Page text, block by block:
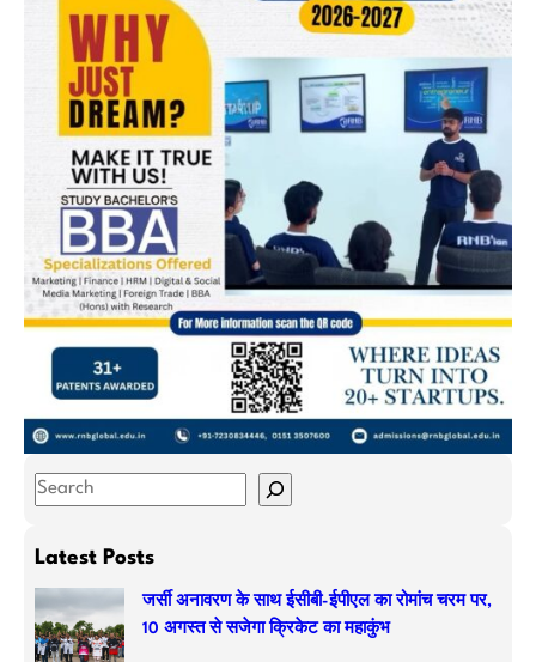
S
a
c
h
Latest Posts
जर्सी अनावरण के साथ ईसीबी-ईपीएल का रोमांच चरम पर,
10 अगस्त से सजेगा क्रिकेट का महाकुंभ